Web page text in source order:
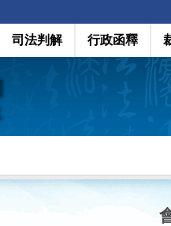
司法判解 行政函釋